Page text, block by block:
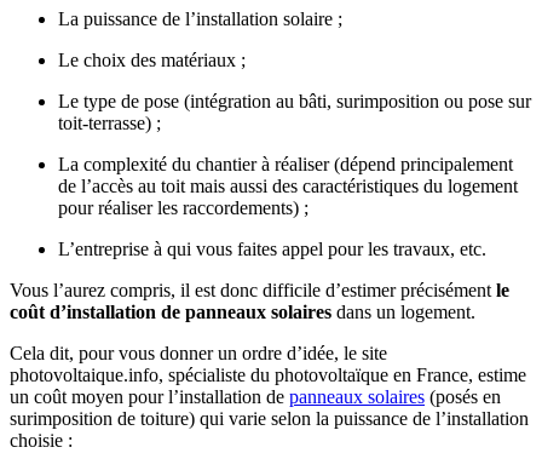
La puissance de l’installation solaire ;
Le choix des matériaux ;
Le type de pose (intégration au bâti, surimposition ou pose sur
toit-terrasse) ;
La complexité du chantier à réaliser (dépend principalement
de l’accès au toit mais aussi des caractéristiques du logement
pour réaliser les raccordements) ;
L’entreprise à qui vous faites appel pour les travaux, etc.
Vous l’aurez compris, il est donc difficile d’estimer précisément le
coût d’installation de panneaux solaires dans un logement.
Cela dit, pour vous donner un ordre d’idée, le site
photovoltaique.info, spécialiste du photovoltaïque en France, estime
un coût moyen pour l’installation de panneaux solaires (posés en
surimposition de toiture) qui varie selon la puissance de l’installation
choisie :